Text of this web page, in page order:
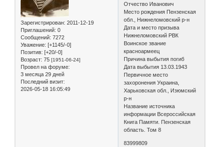
Зарегистрирован: 2011-12-19
Приглашений: 0
Сообщений: 7272
Уважение: [+1145/-0]
Позитив: [+20/-0]
Возраст: 75 [1951-06-24]
Провел на форуме:
3 месяца 29 дней
Последний визит:
2026-05-18 16:05:49
Отчество Иванович
Место рождения Пензенская
обл., Нижнеломовский р-н
Дата и место призыва
Нижнеломовский РВК
Воинское звание
красноармеец
Причина выбытия погиб
Дата выбытия 13.03.1943
Первичное место
захоронения Украина,
Харьковская обл., Изюмский
р-н
Название источника
информации Всероссийская
Книга Памяти. Пензенская
область. Том 8
83999809